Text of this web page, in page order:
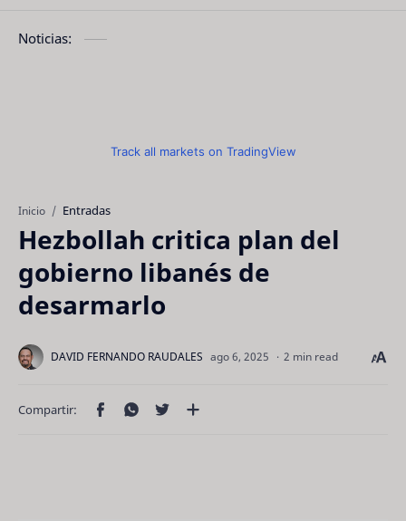
Noticias:
Track all markets on TradingView
Inicio Entradas
Hezbollah critica plan del
gobierno libanés de
desarmarlo
2 min read